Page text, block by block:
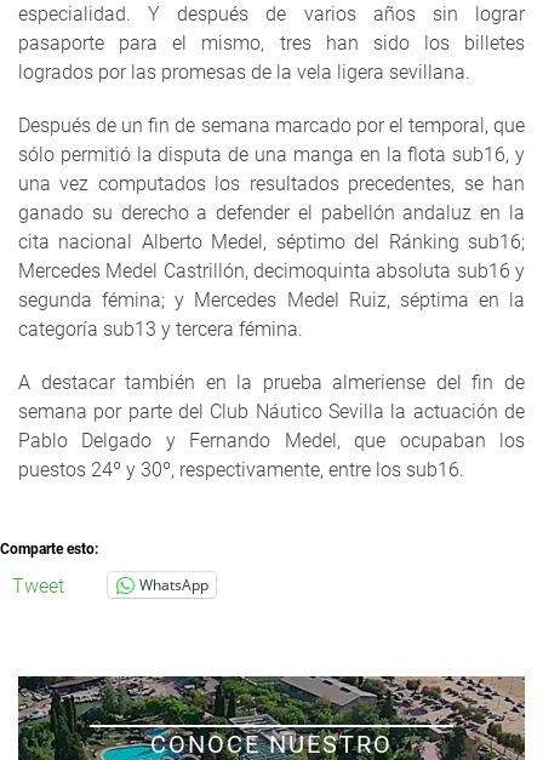
especialidad. Y después de varios años sin lograr
pasaporte para el mismo, tres han sido los billetes
logrados por las promesas de la vela ligera sevillana.
Después de un fin de semana marcado por el temporal, que
sólo permitió la disputa de una manga en la flota sub16, y
una vez computados los resultados precedentes, se han
ganado su derecho a defender el pabellón andaluz en la
cita nacional Alberto Medel, séptimo del Ránking sub16;
Mercedes Medel Castrillón, decimoquinta absoluta sub16 y
segunda fémina; y Mercedes Medel Ruiz, séptima en la
categoría sub13 y tercera fémina.
A destacar también en la prueba almeriense del fin de
semana por parte del Club Náutico Sevilla la actuación de
Pablo Delgado y Fernando Medel, que ocupaban los
puestos 24º y 30º, respectivamente, entre los sub16.
Comparte esto:
Tweet WhatsApp
CONOCE NUESTRO